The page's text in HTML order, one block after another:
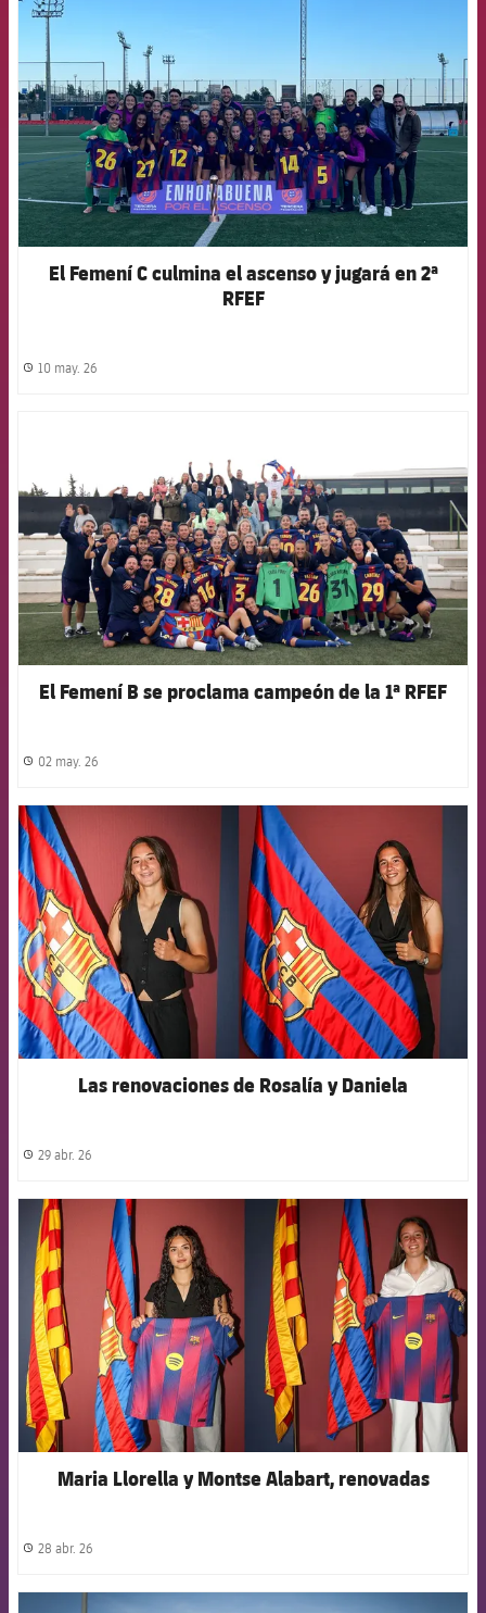
FCB Barcelona badge
El Femení C culmina el ascenso y jugará en 2ª
RFEF
label.share.clock
10 may. 26
El Femení B se proclama campeón de la 1ª RFEF
label.share.clock
02 may. 26
FCB Barcelona badge
Las renovaciones de Rosalía y Daniela
label.share.clock
29 abr. 26
FCB Barcelona badge
Maria Llorella y Montse Alabart, renovadas
label.share.clock
28 abr. 26